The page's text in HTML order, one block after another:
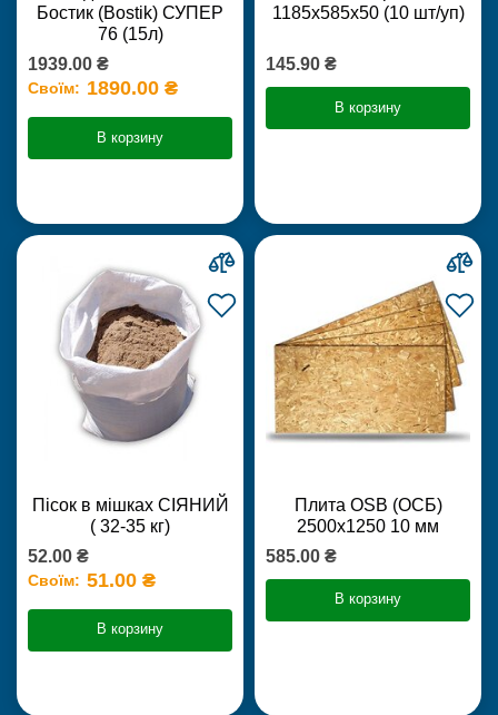
Бостик (Bostik) СУПЕР
76 (15л)
1939.00 ₴
Своїм: 1890.00 ₴
В корзину
1185х585х50 (10 шт/уп)
145.90 ₴
В корзину
Пісок в мішках СІЯНИЙ
( 32-35 кг)
52.00 ₴
Своїм: 51.00 ₴
В корзину
Плита OSB (ОСБ)
2500х1250 10 мм
585.00 ₴
В корзину